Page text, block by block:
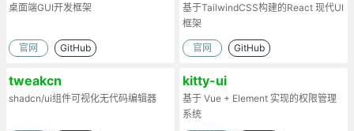
桌面端GUI开发框架
官网 GitHub
基于TailwindCSS构建的React 现代UI
框架
官网 GitHub
tweakcn
shadcn/ui组件可视化无代码编辑器
kitty-ui
基于 Vue + Element 实现的权限管理
系统